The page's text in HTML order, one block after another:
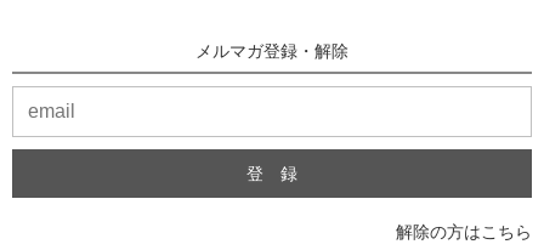
メルマガ登録・解除
解除の方はこちら